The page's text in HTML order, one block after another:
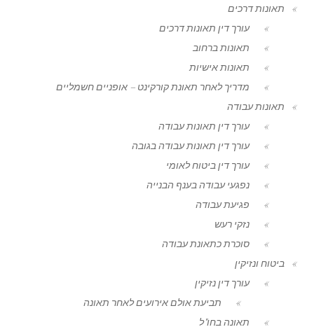
תאונות דרכים
עורך דין תאונות דרכים
תאונות ברחוב
תאונות אישיות
מדריך לאחר תאונת קורקינט – אופניים חשמליים
תאונות עבודה
עורך דין תאונות עבודה
עורך דין תאונות עבודה בגובה
עורך דין ביטוח לאומי
נפגעי עבודה בענף הבנייה
פגיעת עבודה
נזקי רעש
סוכרת כתאונת עבודה
ביטוח ונזיקין
עורך דין נזיקין
תביעת אולם אירועים לאחר תאונה
תאונה בחו"ל